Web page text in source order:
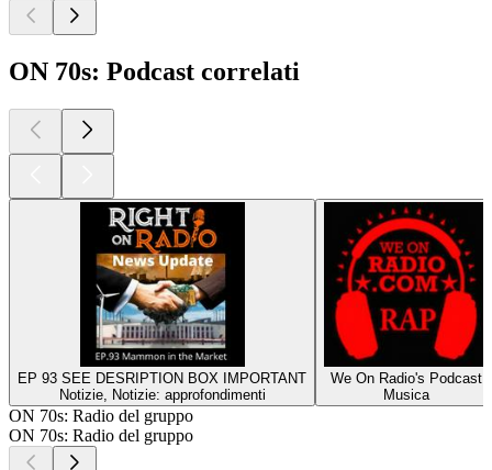
ON 70s: Podcast correlati
EP 93 SEE DESRIPTION BOX IMPORTANT
Notizie, Notizie: approfondimenti
We On Radio's Podcast
Musica
ON 70s: Radio del gruppo
ON 70s: Radio del gruppo